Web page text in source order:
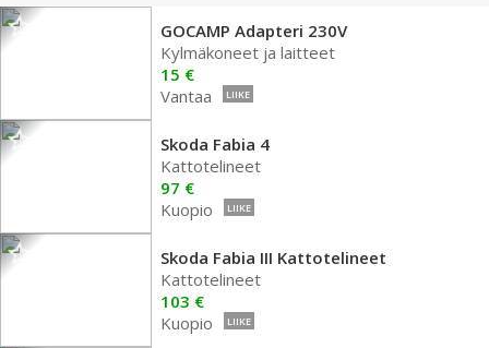
GOCAMP Adapteri 230V
Kylmäkoneet ja laitteet
15 €
Vantaa
LIIKE
Skoda Fabia 4
Kattotelineet
97 €
Kuopio
LIIKE
Skoda Fabia III Kattotelineet
Kattotelineet
103 €
Kuopio
LIIKE